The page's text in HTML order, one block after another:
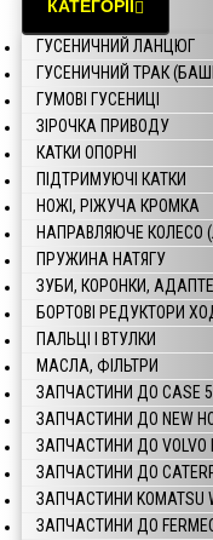
КАТЕГОРІЇ
ГУСЕНИЧНИЙ ЛАНЦЮГ
ГУСЕНИЧНИЙ ТРАК
ГУМОВІ ГУСЕНИЦІ
ЗІРОЧКА ПРИВОДУ
КАТКИ ОПОРНІ
ПІДТРИМУЮЧІ КАТКИ
НОЖІ, РІЖУЧА КРОМКА
НАПРАВЛЯЮЧЕ КОЛЕСО
ПРУЖИНА НАТЯГУ
ЗУБИ, КОРОНКИ,
БОРТОВІ РЕДУКТОРИ
ПАЛЬЦІ І ВТУЛКИ
МАСЛА, ФІЛЬТРИ
ЗАПЧАСТИНИ ДО CASE
ЗАПЧАСТИНИ ДО NEW
ЗАПЧАСТИНИ ДО VOLVO
ЗАПЧАСТИНИ ДО
ЗАПЧАСТИНИ KOMATSU
ЗАПЧАСТИНИ ДО